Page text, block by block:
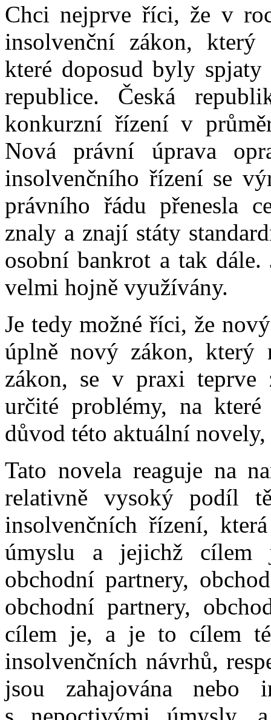
Chci nejprve říci, že v
insolvenční zákon, který
které doposud byly
republice. Česká
konkurzní řízení v
Nová právní úprava
insolvenčního řízení se
právního řádu přenesla
znaly a znají státy
osobní bankrot a tak
velmi hojně využívány.
Je tedy možné říci, že
úplně nový zákon, který
zákon, se v praxi teprve
určité problémy, na
důvod této aktuální
Tato novela reaguje na
relativně vysoký podíl
insolvenčních řízení,
úmyslu a jejichž cílem
obchodní partnery,
obchodní partnery,
cílem je, a je to cílem
insolvenčních návrhů,
jsou zahajována